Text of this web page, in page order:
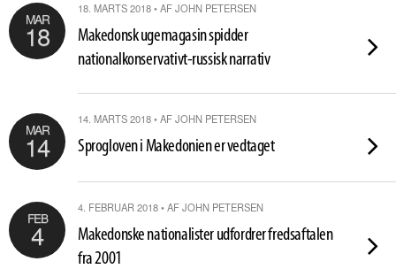
MAR
18
18. MARTS 2018 • AF JOHN PETERSEN
Makedonsk ugemagasin spidder
nationalkonservativt-russisk narrativ
MAR
14
14. MARTS 2018 • AF JOHN PETERSEN
Sprogloven i Makedonien er vedtaget
FEB
4
4. FEBRUAR 2018 • AF JOHN PETERSEN
Makedonske nationalister udfordrer fredsaftalen
fra 2001